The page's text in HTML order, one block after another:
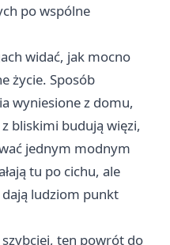
po wspólne
widać, jak mocno
życie. Sposób
wyniesione z domu,
bliskimi budują więzi,
jednym modnym
tu po cichu, ale
dają ludziom punkt
ten powrót do